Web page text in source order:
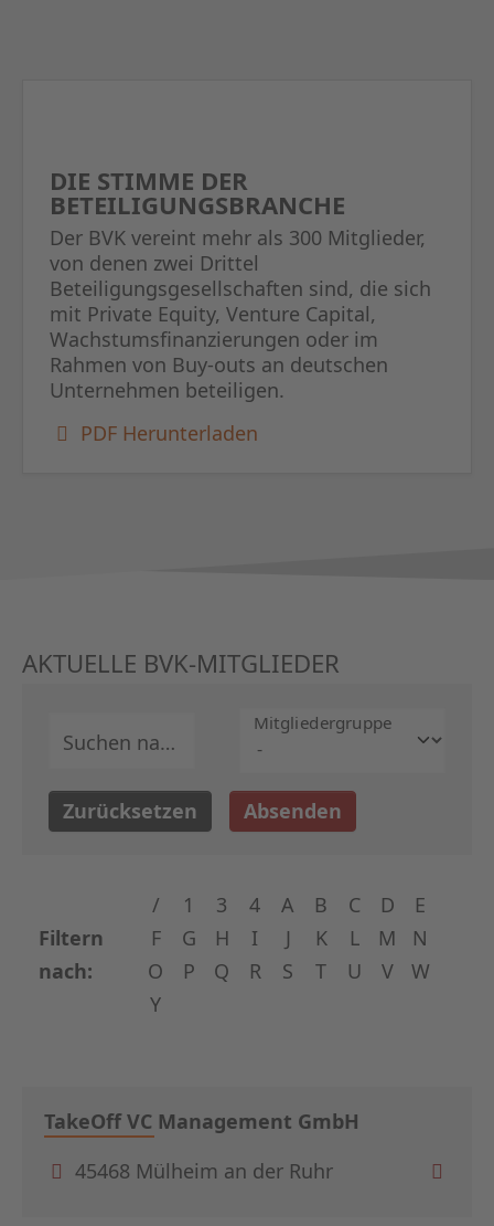
DIE STIMME DER
BETEILIGUNGSBRANCHE
Der BVK vereint mehr als 300 Mitglieder,
von denen zwei Drittel
Beteiligungsgesellschaften sind, die sich
mit Private Equity, Venture Capital,
Wachstumsfinanzierungen oder im
Rahmen von Buy-outs an deutschen
Unternehmen beteiligen.
PDF Herunterladen
AKTUELLE BVK-MITGLIEDER
Suchen nach
Mitglieder­gruppe
Zurücksetzen Absenden
Filtern
nach:
/ 1 3 4 A B C D
E
F
G H I J K L M
N
O
P Q R S T U V
W
Y
TakeOff VC Management GmbH
45468 Mülheim an der Ruhr